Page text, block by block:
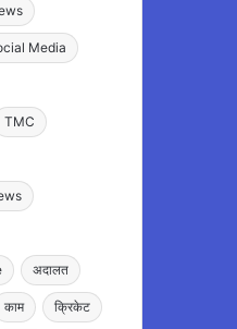
Media
TMC
अदालत
काम क्रिकेट